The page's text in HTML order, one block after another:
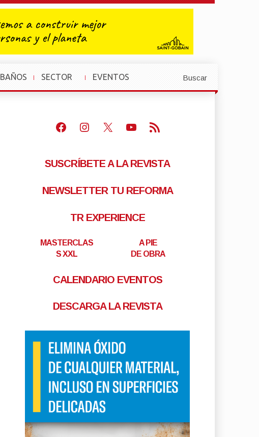
BAÑOS
SECTOR
»
EVENTOS
»
Buscar
Facebook
Instagram
X Youtube
Feed RSS
SUSCRÍBETE A LA REVISTA
NEWSLETTER TU REFORMA
TR EXPERIENCE
MASTERCLAS
S XXL
A PIE
DE OBRA
CALENDARIO EVENTOS
DESCARGA LA REVISTA